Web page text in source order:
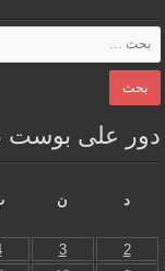
دور على بوست
د
ن
2
3